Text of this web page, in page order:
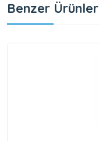
Benzer Ürünler